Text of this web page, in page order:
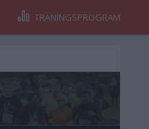
TRÄNINGSPROGRAM